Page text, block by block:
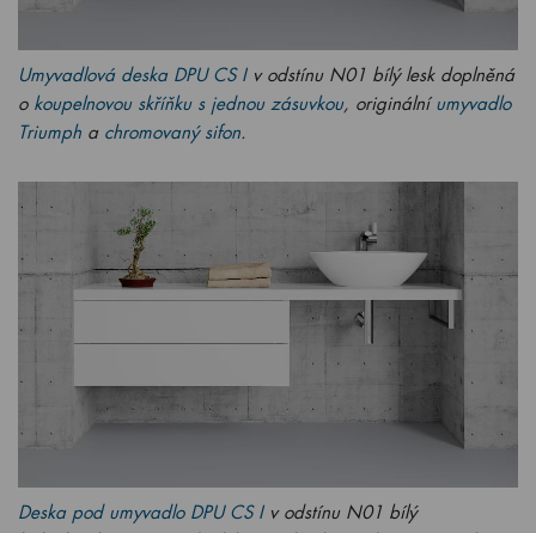
Umyvadlová deska DPU CS Iv odstínu N01 bílý lesk doplněná
o koupelnovou skříňku s jednou zásuvkou, originálníumyvadlo
Triumph a chromovaný sifon.
Deska pod umyvadlo DPU CS Iv odstínu N01 bílý